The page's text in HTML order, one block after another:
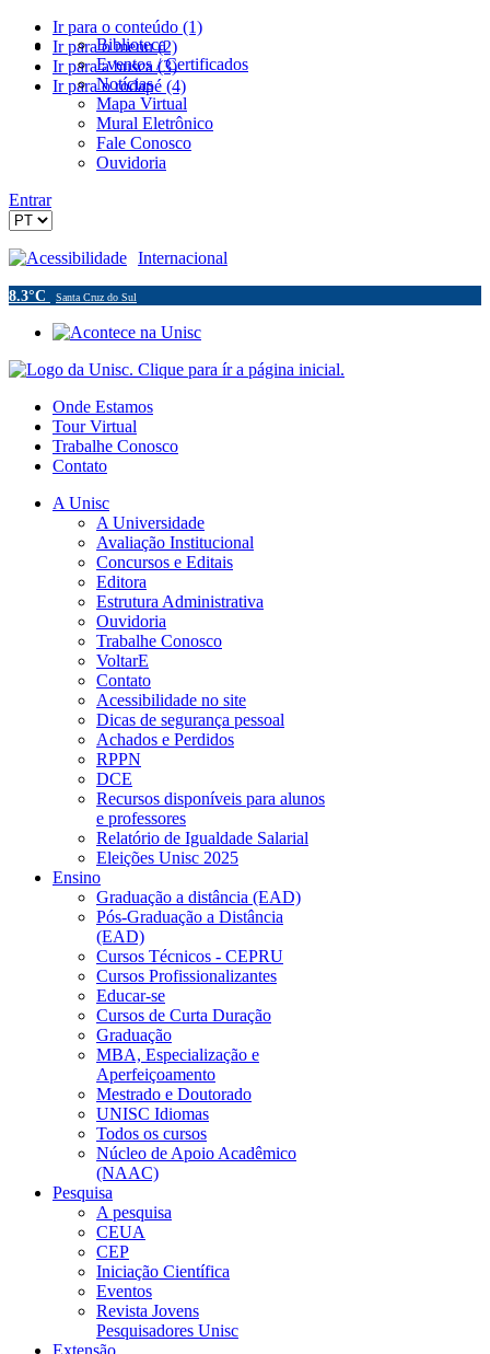
Ir para o conteúdo (1)
Ir para o menu (2)
Ir para a busca (3)
Ir para o rodapé (4)
Biblioteca
Eventos / Certificados
Notícias
Mapa Virtual
Mural Eletrônico
Fale Conosco
Ouvidoria
Entrar
Acessibilidade Internacional
8.3°C Santa Cruz do Sul
Onde Estamos
Tour Virtual
Trabalhe Conosco
Contato
A Unisc
A Universidade
Avaliação Institucional
Concursos e Editais
Editora
Estrutura Administrativa
Ouvidoria
Trabalhe Conosco
VoltarE
Contato
Acessibilidade no site
Dicas de segurança pessoal
Achados e Perdidos
RPPN
DCE
Recursos disponíveis para alunos
e professores
Relatório de Igualdade Salarial
Eleições Unisc 2025
Ensino
Graduação a distância (EAD)
Pós-Graduação a Distância
(EAD)
Cursos Técnicos - CEPRU
Cursos Profissionalizantes
Educar-se
Cursos de Curta Duração
Graduação
MBA, Especialização e
Aperfeiçoamento
Mestrado e Doutorado
UNISC Idiomas
Todos os cursos
Núcleo de Apoio Acadêmico
(NAAC)
Pesquisa
A pesquisa
CEUA
CEP
Iniciação Científica
Eventos
Revista Jovens
Pesquisadores Unisc
Extensão